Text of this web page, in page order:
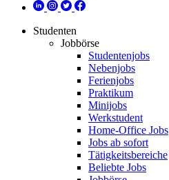
Studenten
Jobbörse
Studentenjobs
Nebenjobs
Ferienjobs
Praktikum
Minijobs
Werkstudent
Home-Office Jobs
Jobs ab sofort
Tätigkeitsbereiche
Beliebte Jobs